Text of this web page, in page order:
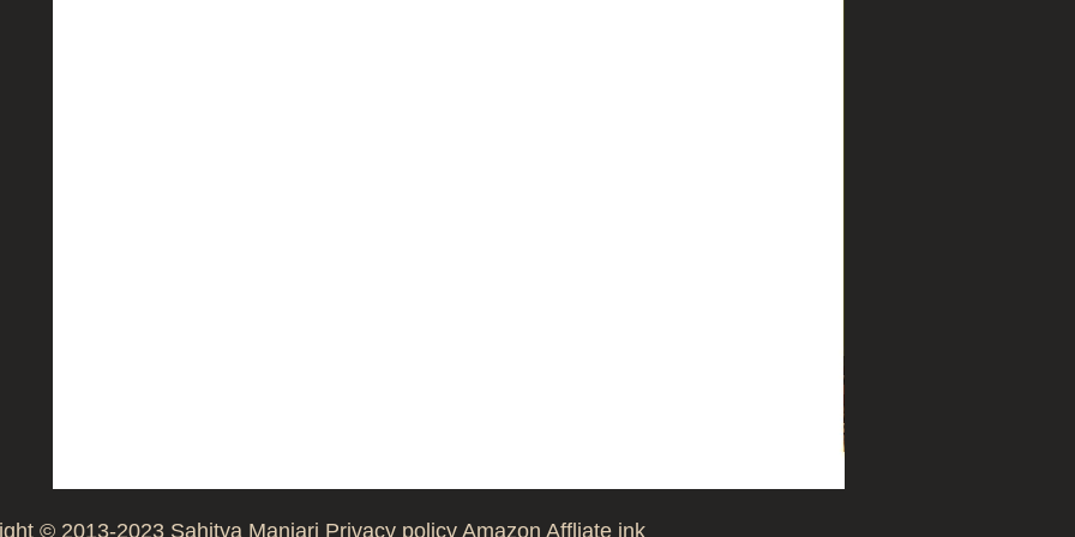
© 2013-2023 Sahitya Manjari Privacy policy Amazon Affliate ink